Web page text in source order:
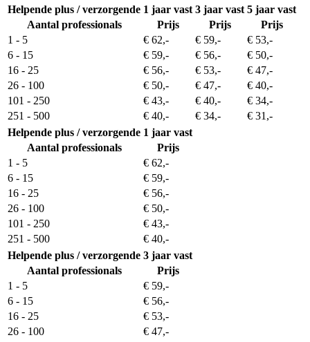
Helpende plus / verzorgende 1 jaar vast 3 jaar vast 5 jaar vast
Aantal professionals
Prijs Prijs
Prijs
1 - 5
€ 62,- € 59,-
€ 53,-
6 - 15
€ 59,- € 56,-
€ 50,-
16 - 25
€ 56,- € 53,-
€ 47,-
26 - 100
€ 50,- € 47,-
€ 40,-
101 - 250
€ 43,- € 40,-
€ 34,-
251 - 500
€ 40,- € 34,-
€ 31,-
Helpende plus / verzorgende 1 jaar vast
Aantal professionals
Prijs
1 - 5
€ 62,-
6 - 15
€ 59,-
16 - 25
€ 56,-
26 - 100
€ 50,-
101 - 250
€ 43,-
251 - 500
€ 40,-
Helpende plus / verzorgende 3 jaar vast
Aantal professionals
Prijs
1 - 5
€ 59,-
6 - 15
€ 56,-
16 - 25
€ 53,-
26 - 100
€ 47,-